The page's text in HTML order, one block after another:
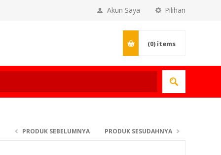
Pilihan
Akun Saya
(0) items
PRODUK SEBELUMNYA PRODUK SESUDAHNYA